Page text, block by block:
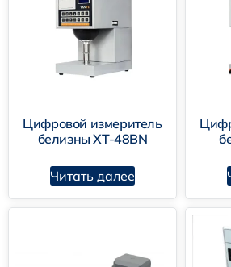
Цифровой измеритель
белизны XT-48BN
Читать далее